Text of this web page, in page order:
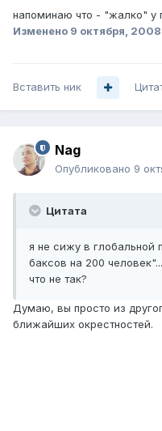
напоминаю что - "жалко" у
Изменено 9 октября, 2008
Вставить ник
Nag
Опубликовано 9
Цитата
я не сижу в глобальной
баксов на 200 человек"...
что не так?
Думаю, вы просто из
ближайших окрестностей.